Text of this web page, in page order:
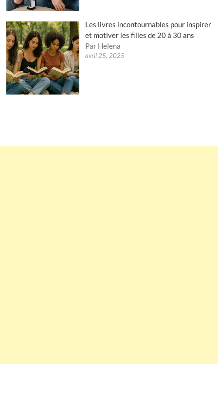
Les livres incontournables pour inspirer
et motiver les filles de 20 à 30 ans
Par Helena
avril 25, 2025